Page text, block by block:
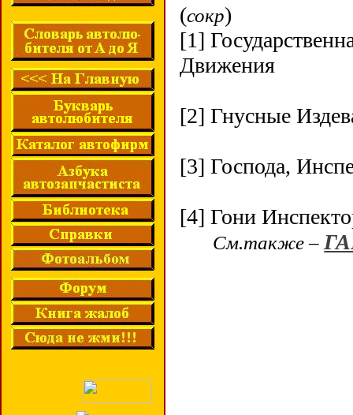
(сокр)
[1]
Движения
[2] Гнусные
[3] Господа,
[4] Гони
См.также –